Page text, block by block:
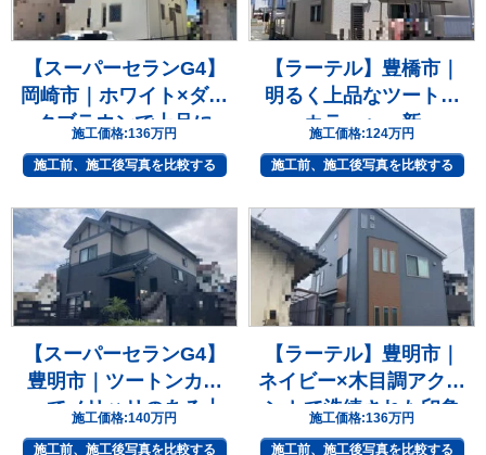
【スーパーセランG4】
岡崎市｜ホワイト×ダー
クブラウンで上品に
施工価格:136万円
施工前、施工後写真を比較する
【ラーテル】豊橋市｜
明るく上品なツートン
カラーへ一新
施工価格:124万円
施工前、施工後写真を比較する
【スーパーセランG4】
豊明市｜ツートンカラ
ーでメリハリのある上
質な住まいへ
施工価格:140万円
施工前、施工後写真を比較する
【ラーテル】豊明市｜
ネイビー×木目調アクセ
ントで洗練された印象
へ
施工価格:136万円
施工前、施工後写真を比較する